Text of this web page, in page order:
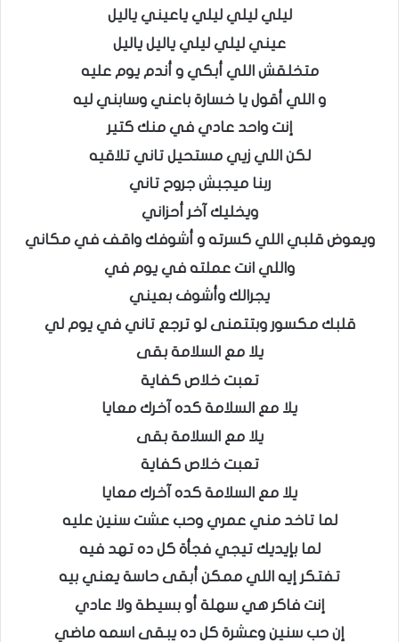
ليلي ليلي ليلي ياعيني ياليل
عيني ليلي ليلي ياليل ياليل
متخلقش اللي أبكي و أندم يوم عليه
و اللي أقول يا خسارة باعني وسابني ليه
إنت واحد عادي في منك كتير
لكن اللي زيي مستحيل تاني تلاقيه
ربنا ميجبش جروح تاني
ويخليك آخر أحزاني
ويعوض قلبي اللي كسرته و أشوفك واقف في مكاني
واللي انت عملته في يوم في
يجرالك وأشوف بعيني
قلبك مكسور وبتتمنى لو ترجع تاني في يوم لي
يلا مع السلامة بقى
تعبت خلاص كفاية
يلا مع السلامة كده آخرك معايا
يلا مع السلامة بقى
تعبت خلاص كفاية
يلا مع السلامة كده آخرك معايا
لما تاخد مني عمري وحب عشت سنين عليه
لما بإيديك تيجي فجأة كل ده تهد فيه
تفتكر إيه اللي ممكن أبقى حاسة يعني بيه
إنت فاكر هي سهلة أو بسيطة ولا عادي
إن حب سنين وعشرة كل ده يبقى اسمه ماضي